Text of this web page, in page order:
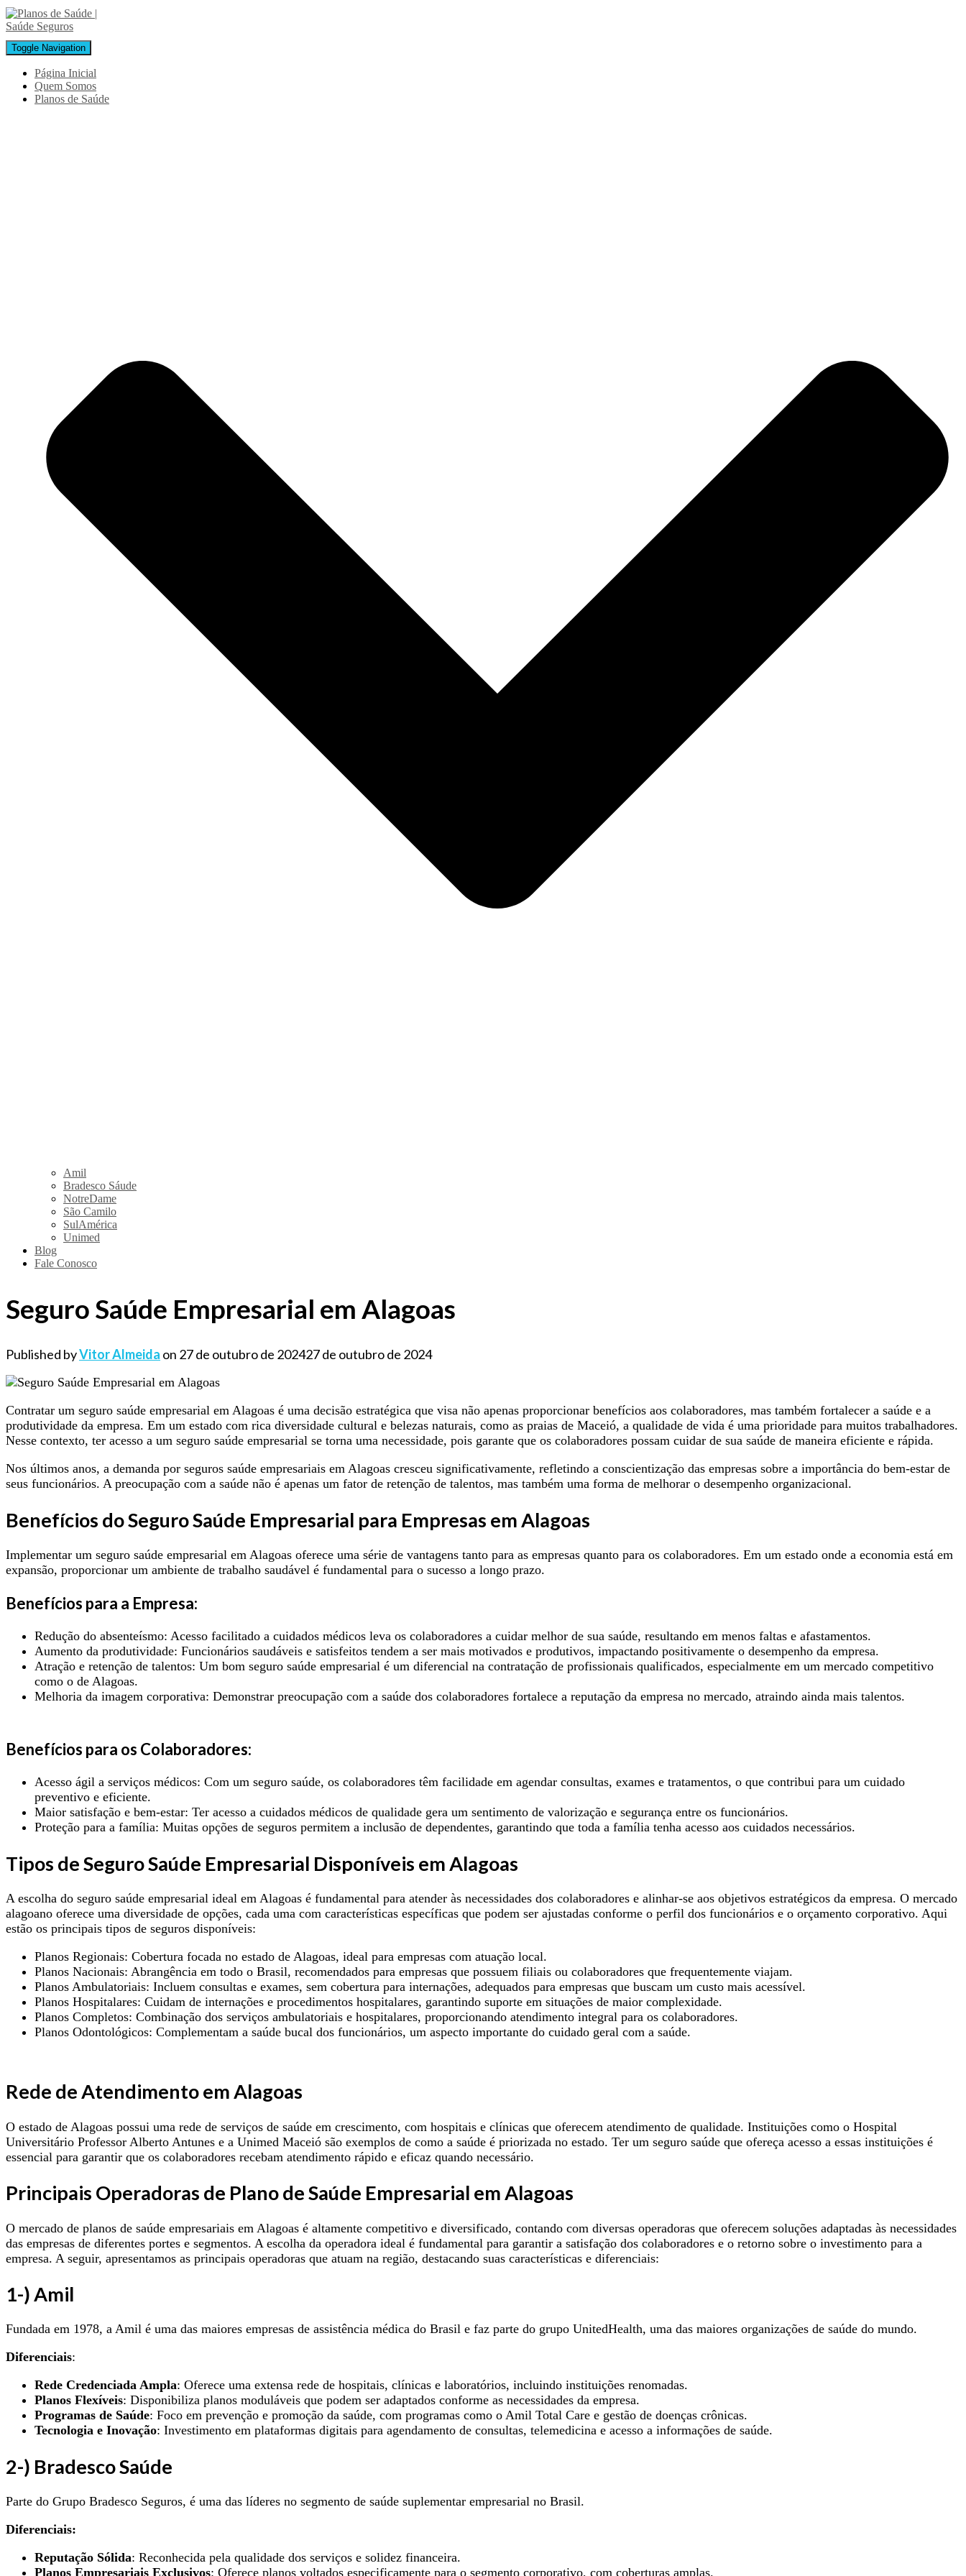
Toggle Navigation
Página Inicial
Quem Somos
Planos de Saúde
Amil
Bradesco Sáude
NotreDame
São Camilo
SulAmérica
Unimed
Blog
Fale Conosco
Seguro Saúde Empresarial em Alagoas
Published byVitor Almeida on 27 de outubro de 202427 de outubro de 2024
Contratar um seguro saúde empresarial em Alagoas é uma decisão estratégica que visa não apenas proporcionar benefícios aos colaboradores, mas também fortalecer a saúde e a
produtividade da empresa. Em um estado com rica diversidade cultural e belezas naturais, como as praias de Maceió, a qualidade de vida é uma prioridade para muitos trabalhadores.
Nesse contexto, ter acesso a um seguro saúde empresarial se torna uma necessidade, pois garante que os colaboradores possam cuidar de sua saúde de maneira eficiente e rápida.
Nos últimos anos, a demanda por seguros saúde empresariais em Alagoas cresceu significativamente, refletindo a conscientização das empresas sobre a importância do bem-estar de
seus funcionários. A preocupação com a saúde não é apenas um fator de retenção de talentos, mas também uma forma de melhorar o desempenho organizacional.
Benefícios do Seguro Saúde Empresarial para Empresas em Alagoas
Implementar um seguro saúde empresarial em Alagoas oferece uma série de vantagens tanto para as empresas quanto para os colaboradores. Em um estado onde a economia está em
expansão, proporcionar um ambiente de trabalho saudável é fundamental para o sucesso a longo prazo.
Benefícios para a Empresa:
Redução do absenteísmo: Acesso facilitado a cuidados médicos leva os colaboradores a cuidar melhor de sua saúde, resultando em menos faltas e afastamentos.
Aumento da produtividade: Funcionários saudáveis e satisfeitos tendem a ser mais motivados e produtivos, impactando positivamente o desempenho da empresa.
Atração e retenção de talentos: Um bom seguro saúde empresarial é um diferencial na contratação de profissionais qualificados, especialmente em um mercado competitivo
como o de Alagoas.
Melhoria da imagem corporativa: Demonstrar preocupação com a saúde dos colaboradores fortalece a reputação da empresa no mercado, atraindo ainda mais talentos.
Benefícios para os Colaboradores:
Acesso ágil a serviços médicos: Com um seguro saúde, os colaboradores têm facilidade em agendar consultas, exames e tratamentos, o que contribui para um cuidado
preventivo e eficiente.
Maior satisfação e bem-estar: Ter acesso a cuidados médicos de qualidade gera um sentimento de valorização e segurança entre os funcionários.
Proteção para a família: Muitas opções de seguros permitem a inclusão de dependentes, garantindo que toda a família tenha acesso aos cuidados necessários.
Tipos de Seguro Saúde Empresarial Disponíveis em Alagoas
A escolha do seguro saúde empresarial ideal em Alagoas é fundamental para atender às necessidades dos colaboradores e alinhar-se aos objetivos estratégicos da empresa. O mercado
alagoano oferece uma diversidade de opções, cada uma com características específicas que podem ser ajustadas conforme o perfil dos funcionários e o orçamento corporativo. Aqui
estão os principais tipos de seguros disponíveis:
Planos Regionais: Cobertura focada no estado de Alagoas, ideal para empresas com atuação local.
Planos Nacionais: Abrangência em todo o Brasil, recomendados para empresas que possuem filiais ou colaboradores que frequentemente viajam.
Planos Ambulatoriais: Incluem consultas e exames, sem cobertura para internações, adequados para empresas que buscam um custo mais acessível.
Planos Hospitalares: Cuidam de internações e procedimentos hospitalares, garantindo suporte em situações de maior complexidade.
Planos Completos: Combinação dos serviços ambulatoriais e hospitalares, proporcionando atendimento integral para os colaboradores.
Planos Odontológicos: Complementam a saúde bucal dos funcionários, um aspecto importante do cuidado geral com a saúde.
Rede de Atendimento em Alagoas
O estado de Alagoas possui uma rede de serviços de saúde em crescimento, com hospitais e clínicas que oferecem atendimento de qualidade. Instituições como o Hospital
Universitário Professor Alberto Antunes e a Unimed Maceió são exemplos de como a saúde é priorizada no estado. Ter um seguro saúde que ofereça acesso a essas instituições é
essencial para garantir que os colaboradores recebam atendimento rápido e eficaz quando necessário.
Principais Operadoras de Plano de Saúde Empresarial em Alagoas
O mercado de planos de saúde empresariais em Alagoas é altamente competitivo e diversificado, contando com diversas operadoras que oferecem soluções adaptadas às necessidades
das empresas de diferentes portes e segmentos. A escolha da operadora ideal é fundamental para garantir a satisfação dos colaboradores e o retorno sobre o investimento para a
empresa. A seguir, apresentamos as principais operadoras que atuam na região, destacando suas características e diferenciais:
1-) Amil
Fundada em 1978, a Amil é uma das maiores empresas de assistência médica do Brasil e faz parte do grupo UnitedHealth, uma das maiores organizações de saúde do mundo.
Diferenciais:
Rede Credenciada Ampla: Oferece uma extensa rede de hospitais, clínicas e laboratórios, incluindo instituições renomadas.
Planos Flexíveis: Disponibiliza planos moduláveis que podem ser adaptados conforme as necessidades da empresa.
Programas de Saúde: Foco em prevenção e promoção da saúde, com programas como o Amil Total Care e gestão de doenças crônicas.
Tecnologia e Inovação: Investimento em plataformas digitais para agendamento de consultas, telemedicina e acesso a informações de saúde.
2-) Bradesco Saúde
Parte do Grupo Bradesco Seguros, é uma das líderes no segmento de saúde suplementar empresarial no Brasil.
Diferenciais:
Reputação Sólida: Reconhecida pela qualidade dos serviços e solidez financeira.
Planos Empresariais Exclusivos: Oferece planos voltados especificamente para o segmento corporativo, com coberturas amplas.